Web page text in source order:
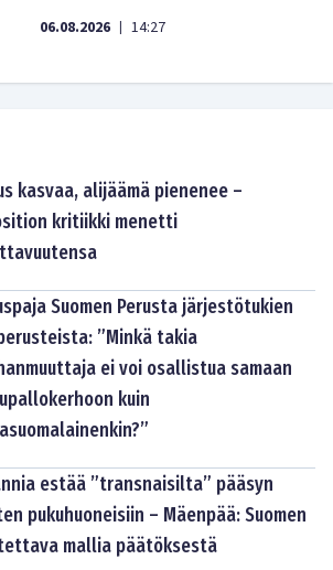
06.08.2026 | 14:27
kasvaa, alijäämä pienenee –
kritiikki menetti
Suomen Perusta järjestötukien
”Minkä takia
ei voi osallistua samaan
kuin
estää ”transnaisilta” pääsyn
pukuhuoneisiin – Mäenpää: Suomen
mallia päätöksestä